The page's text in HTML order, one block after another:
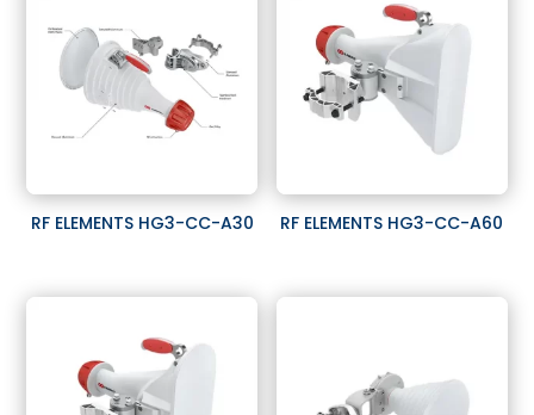
RF ELEMENTS HG3-CC-A30 RF ELEMENTS HG3-CC-A60